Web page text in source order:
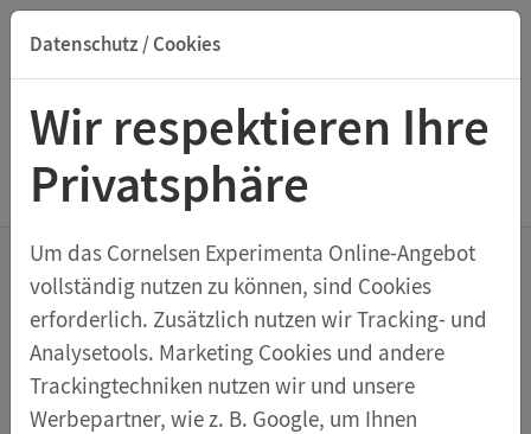
Datenschutz / Cookies
Wir respektieren Ihre
Privatsphäre
Um das Cornelsen Experimenta Online-Angebot
vollständig nutzen zu können, sind Cookies
erforderlich. Zusätzlich nutzen wir Tracking- und
Analysetools. Marketing Cookies und andere
Trackingtechniken nutzen wir und unsere
Werbepartner, wie z. B. Google, um Ihnen
Suche nach Titel, ISBN, Webcode, Stichwort...
Menu Schwingungen und Wellen
Schwingungen und
Wellen